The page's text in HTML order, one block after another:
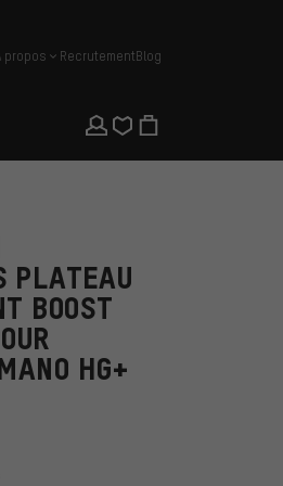
propos RecrutementBlog
PLATEAU
BOOST
HG+